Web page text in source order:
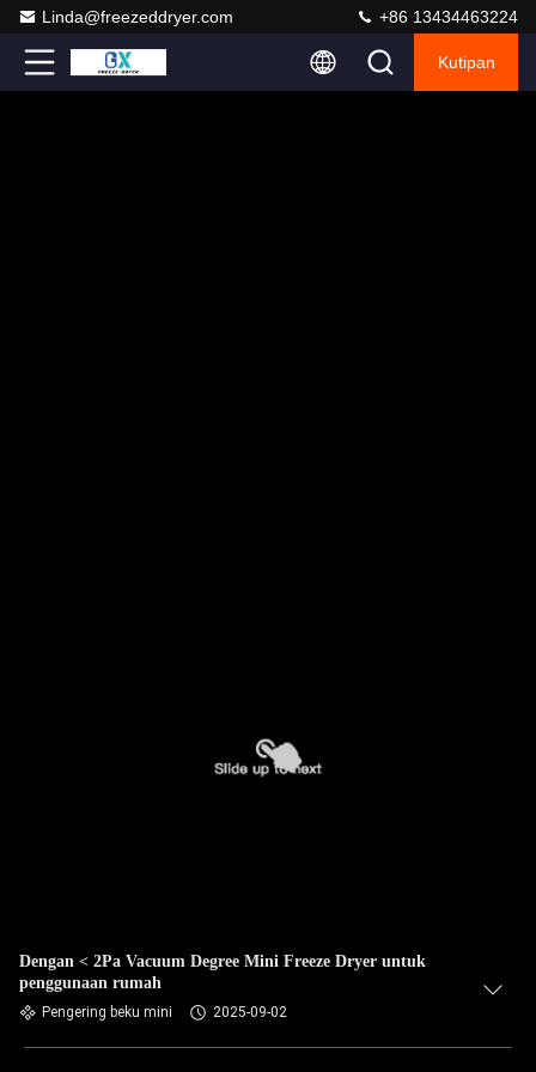
Linda@freezeddryer.com +86 13434463224
Kutipan
Dengan < 2Pa Vacuum Degree Mini Freeze Dryer untuk
penggunaan rumah
Pengering beku mini 2025-09-02